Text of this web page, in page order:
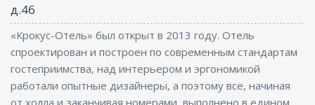
д.46
«Крокус-Отель» был открыт в 2013 году. Отель
спроектирован и построен по современным стандартам
гостеприимства, над интерьером и эргономикой
работали опытные дизайнеры, а поэтому все, начиная
от холла и заканчивая номерами, выполнено в едином